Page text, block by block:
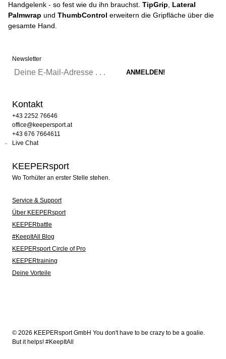
Handgelenk - so fest wie du ihn brauchst. TipGrip
Lateral
Palmwrap und ThumbControl erweitern die Gripfläche über die
gesamte Hand.
Newsletter
Kontakt
+43 2252 76646
office@keepersport.at
+43 676 7664611
Live Chat
KEEPERsport
Wo Torhüter an erster Stelle stehen.
Service & Support
Über KEEPERsport
KEEPERbattle
#KeepItAll Blog
KEEPERsport Circle of Pro
KEEPERtraining
Deine Vorteile
© 2026 KEEPERsport GmbH You don't have to be crazy to be a goalie.
But it helps! #KeepItAll